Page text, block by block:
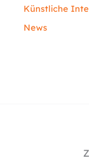
Künstliche
News